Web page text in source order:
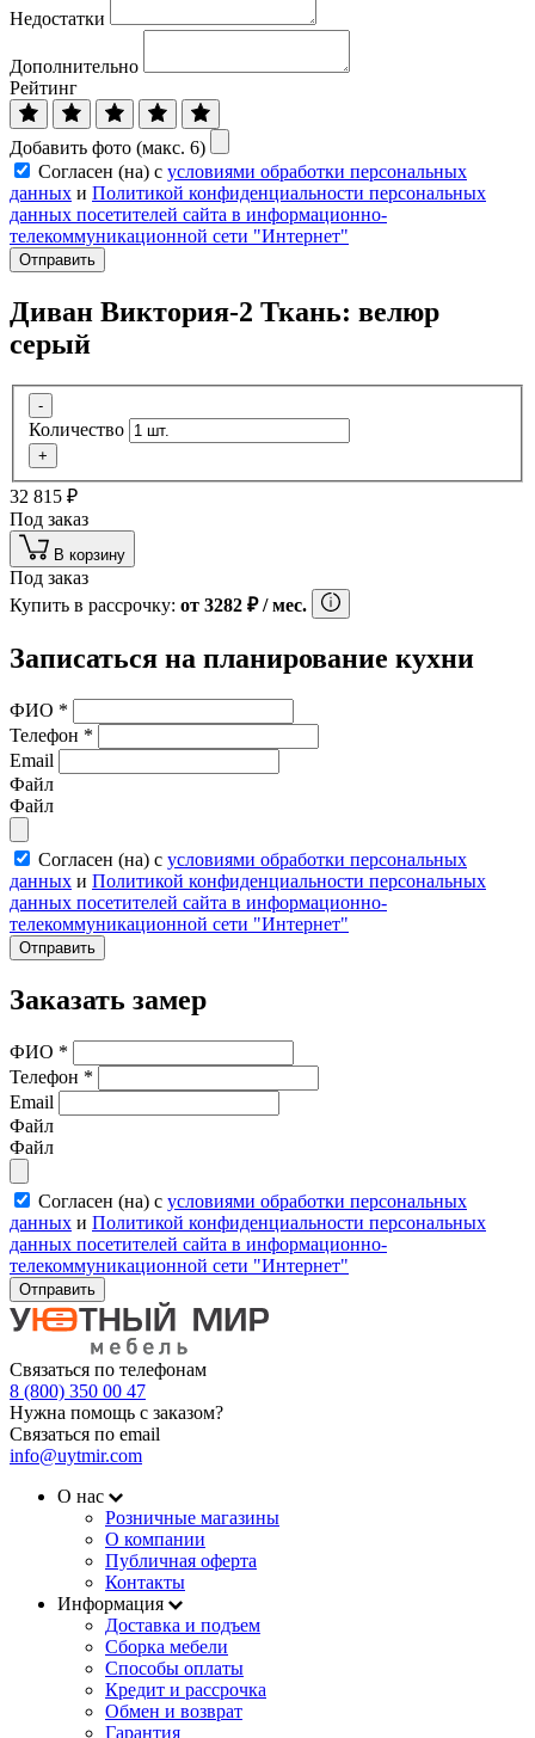
Недостатки
Дополнительно
Рейтинг
Добавить фото (макс. 6)
Согласен (на) с условиями обработки персональных
данных и Политикой конфиденциальности персональных
данных посетителей сайта в информационно-
телекоммуникационной сети "Интернет"
Отправить
Диван Виктория-2 Ткань: велюр
серый
-
Количество
+
32 815 ₽
Под заказ
В корзину
Под заказ
Купить в рассрочку: от 3282 ₽/ мес.
Записаться на планирование кухни
ФИО *
Телефон *
Email
Файл
Файл
Согласен (на) с условиями обработки персональных
данных и Политикой конфиденциальности персональных
данных посетителей сайта в информационно-
телекоммуникационной сети "Интернет"
Отправить
Заказать замер
ФИО *
Телефон *
Email
Файл
Файл
Согласен (на) с условиями обработки персональных
данных и Политикой конфиденциальности персональных
данных посетителей сайта в информационно-
телекоммуникационной сети "Интернет"
Отправить
Связаться по телефонам
8 (800) 350 00 47
Нужна помощь с заказом?
Связаться по email
info@uytmir.com
О нас
Розничные магазины
О компании
Публичная оферта
Контакты
Информация
Доставка и подъем
Сборка мебели
Способы оплаты
Кредит и рассрочка
Обмен и возврат
Гарантия